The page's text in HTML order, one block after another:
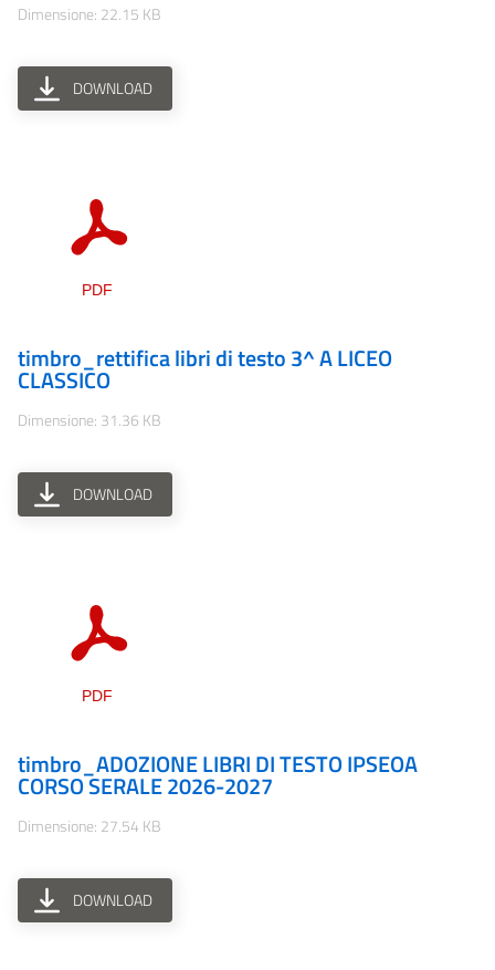
Dimensione: 22.15 KB
DOWNLOAD
timbro_rettifica libri di testo 3^ A LICEO
CLASSICO
Dimensione: 31.36 KB
DOWNLOAD
timbro_ADOZIONE LIBRI DI TESTO IPSEOA
CORSO SERALE 2026-2027
Dimensione: 27.54 KB
DOWNLOAD